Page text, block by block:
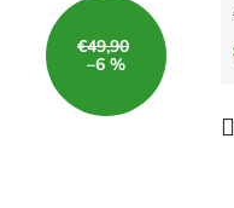
€49,90
–6 %